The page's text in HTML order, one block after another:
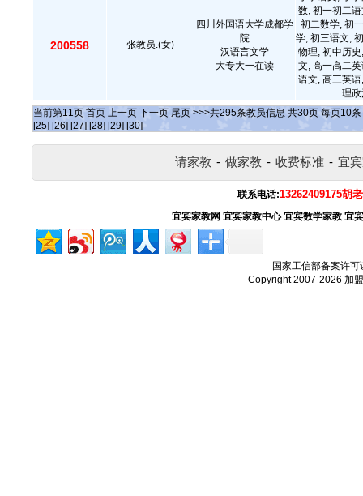
200558 张教员.(女)
四川外国语大学成都学
院
汉语言文学
大专大一在读
数, 初一初二
初二数学, 初
学, 初三语文,
物理, 初中历
文, 高一高二
语文, 高三英
理
当前第11页 首页 上一页 下一页 尾页 >>>共295条教员信息 共30页 每页10条
[25] [26] [27] [28] [29] [30]
请家教 - 做家教 - 收费标准 - 宜
联系电话:13262409175胡
宜宾家教网 宜宾家教中心 宜宾数学家教 宜
国家工信部备案许可
Copyright 2007-2026加